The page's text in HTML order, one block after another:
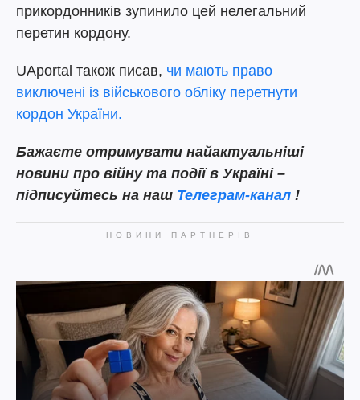
прикордонників зупинило цей нелегальний
перетин кордону.
UAportal також писав, чи мають право
виключені із військового обліку перетнути
кордон України.
Бажаєте отримувати найактуальніші
новини про війну та події в Україні –
підписуйтесь на наш Телеграм-канал !